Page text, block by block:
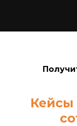
Кейсы